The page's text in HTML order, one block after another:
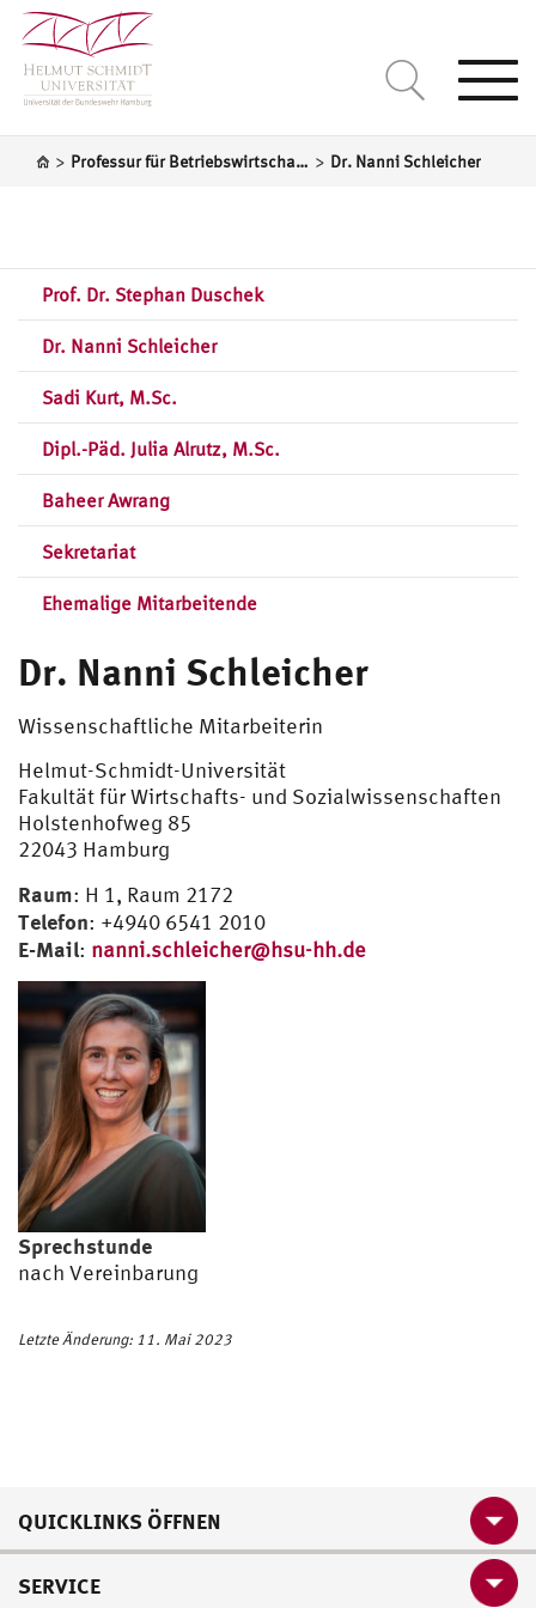
> Professur für Betriebswirtschaftslehre, insbesondere Organisationstheorie > Dr. Nanni Schleicher
Prof. Dr. Stephan Duschek
Dr. Nanni Schleicher
Sadi Kurt, M.Sc.
Dipl.-Päd. Julia Alrutz, M.Sc.
Baheer Awrang
Sekretariat
Ehemalige Mitarbeitende
Dr. Nanni Schleicher
Wissenschaftliche Mitarbeiterin
Helmut-Schmidt-Universität
Fakultät für Wirtschafts- und Sozialwissenschaften
Holstenhofweg 85
22043 Hamburg
Raum: H 1, Raum 2172
Telefon: +4940 6541 2010
E-Mail: nanni.schleicher@hsu-hh.de
Sprechstunde
nach Vereinbarung
Letzte Änderung: 11. Mai 2023
QUICKLINKS ÖFFNEN
SERVICE